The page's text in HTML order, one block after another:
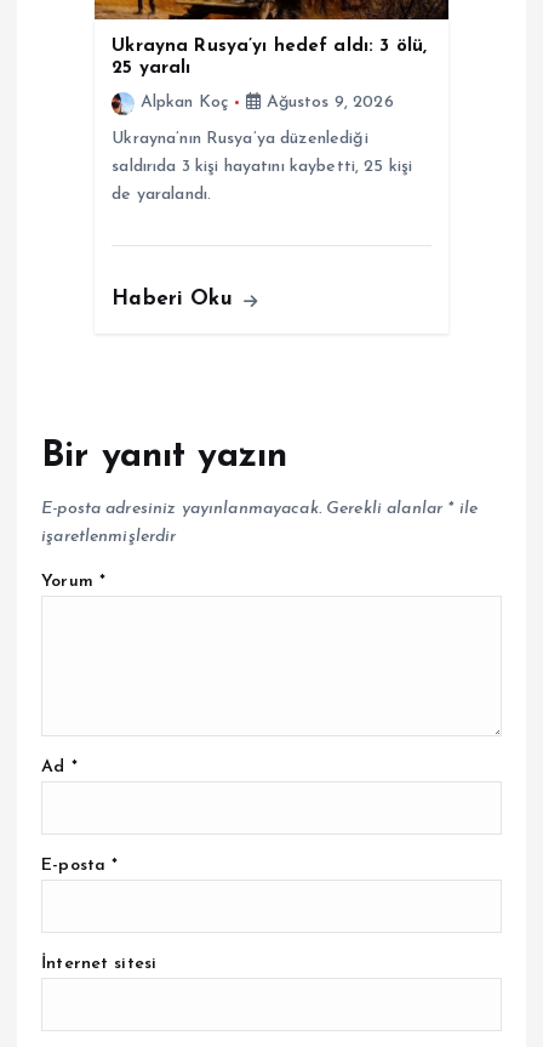
Ukrayna Rusya’yı hedef aldı: 3 ölü,
25 yaralı
Alpkan Koç
Ağustos 9, 2026
Ukrayna’nın Rusya’ya düzenlediği
saldırıda 3 kişi hayatını kaybetti, 25 kişi
de yaralandı.
Haberi Oku
Bir yanıt yazın
E-posta adresiniz yayınlanmayacak. Gerekli alanlar *ile
işaretlenmişlerdir
Yorum *
Ad *
E-posta*
İnternet sitesi